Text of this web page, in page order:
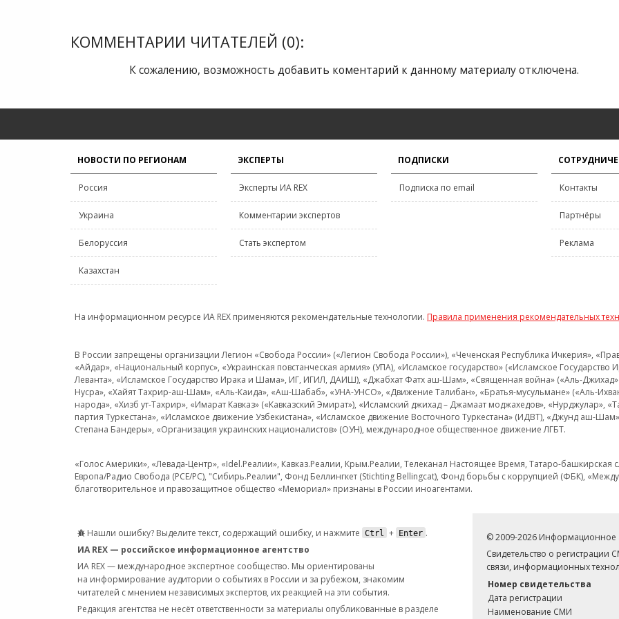
КОММЕНТАРИИ ЧИТАТЕЛЕЙ (0):
К сожалению, возможность добавить коментарий к данному материалу отключена.
НОВОСТИ ПО РЕГИОНАМ
Россия
Украина
Белоруссия
Казахстан
ЭКСПЕРТЫ
Эксперты ИА REX
Комментарии экспертов
Стать экспертом
ПОДПИСКИ
Подписка по email Контакты
Партнёры
Реклама
На информационном ресурсе ИА REX применяются рекомендательные технологии. Правила применения рекомендательных
В России запрещены организации Легион «Свобода России» («Легион Свобода России»), «Чеченская Республика Ичкерия»,
«Айдар», «Национальный корпус», «Украинская повстанческая армия» (УПА), «Исламское государство» («Исламское
Леванта», «Исламское Государство Ирака и Шама», ИГ, ИГИЛ, ДАИШ), «Джабхат Фатх аш-Шам», «Священная война» («Аль-Джихад»
Нусра», «Хайят Тахрир-аш-Шам», «Аль-Каида», «Аш-Шабаб», «УНА-УНСО», «Движение Талибан», «Братья-мусульмане» («Аль-
народа», «Хизб ут-Тахрир», «Имарат Кавказ» («Кавказский Эмират»), «Исламский джихад – Джамаат моджахедов», «Нурджулар»,
партия Туркестана», «Исламское движение Узбекистана», «Исламское движение Восточного Туркестана» (ИДВТ), «Джунд аш-
Степана Бандеры», «Организация украинских националистов» (ОУН), международное общественное движение ЛГБТ.
«Голос Америки», «Левада-Центр», «Idel.Реалии», Кавказ.Реалии, Крым.Реалии, Телеканал Настоящее Время, Татаро-
Европа/Радио Свобода (PCE/PC), "Сибирь.Реалии", Фонд Беллингкет (Stichting Bellingcat), Фонд борьбы с коррупцией (ФБК),
благотворительное и правозащитное общество «Мемориал» признаны в России иноагентами.
Нашли ошибку? Выделите текст, содержащий ошибку, и нажмите Ctrl + Enter .
ИА REX — российское информационное агентство
ИА REX — международное экспертное сообщество. Мы ориентированы
на информирование аудитории о событиях в России и за рубежом, знакомим
читателей с мнением независимых экспертов, их реакцией на эти события.
Редакция агентства не несёт ответственности за материалы опубликованные в разделе
© 2009-2026 Информационное
Свидетельство о
связи, информационных
Номер свидетельства
Дата регистрации
Наименование СМИ